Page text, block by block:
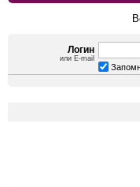
Логин
или E-mail